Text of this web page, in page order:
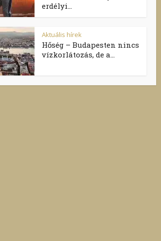
erdélyi...
Aktuális hírek
Hőség – Budapesten nincs
vízkorlátozás, de a...